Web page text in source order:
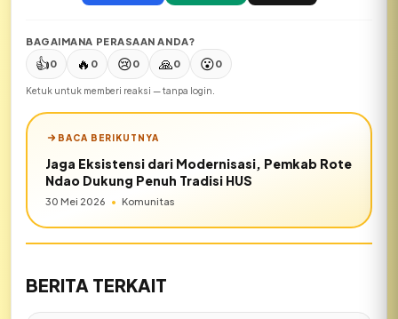
BAGAIMANA PERASAAN ANDA?
👍0 🔥 0 😢0 🙏0 😮0
Ketuk untuk memberi reaksi — tanpa login.
BACA BERIKUTNYA
Jaga Eksistensi dari Modernisasi, Pemkab Rote
Ndao Dukung Penuh Tradisi HUS
30 Mei 2026 • Komunitas
BERITA TERKAIT